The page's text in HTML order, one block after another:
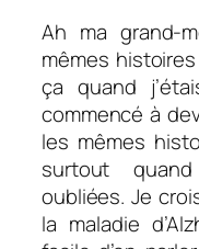
Ah ma grand-
mêmes
ça quand
commencé à
les mêmes
surtout
oubliées. Je
la maladie